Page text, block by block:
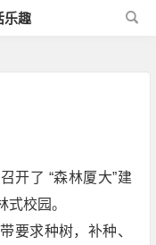
乐趣
开了 “森林厦大”建
校园。
求种树，补种、